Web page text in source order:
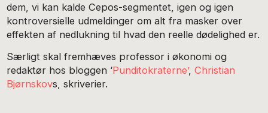
dem, vi kan kalde Cepos-segmentet, igen og igen
kontroversielle udmeldinger om alt fra masker over
effekten af nedlukning til hvad den reelle dødelighed er.
Særligt skal fremhæves professor i økonomi og
redaktør hos bloggen ‘Punditokraterne’,Christian
Bjørnskovs, skriverier.